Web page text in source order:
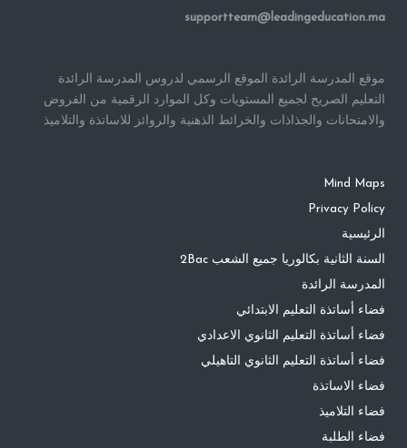
supportteam@leadingeducation.ma
موقع المدرسة الرائدة الموقع الرسمي لدروس المدرسة الرائدة
التعليم الصريح لجميع المستويات وكل الموارد الرقمية من الفروض
والامتحانات والجذاذات والخرائط الذهنية والروائز للاساتذة والتلاميذ
Mind Maps
Privacy Policy
الرئيسية
السنة الثانية بكالوريا جميع الشعب 2Bac
المدرسة الرائدة
فضاء أساتذة التعليم الابتدائي
فضاء أساتذة التعليم الثانوي الاعدادي
فضاء أساتذة التعليم الثانوي التاهيلي
فضاء الاساتذة
فضاء التلاميذ
فضاء الطلبة